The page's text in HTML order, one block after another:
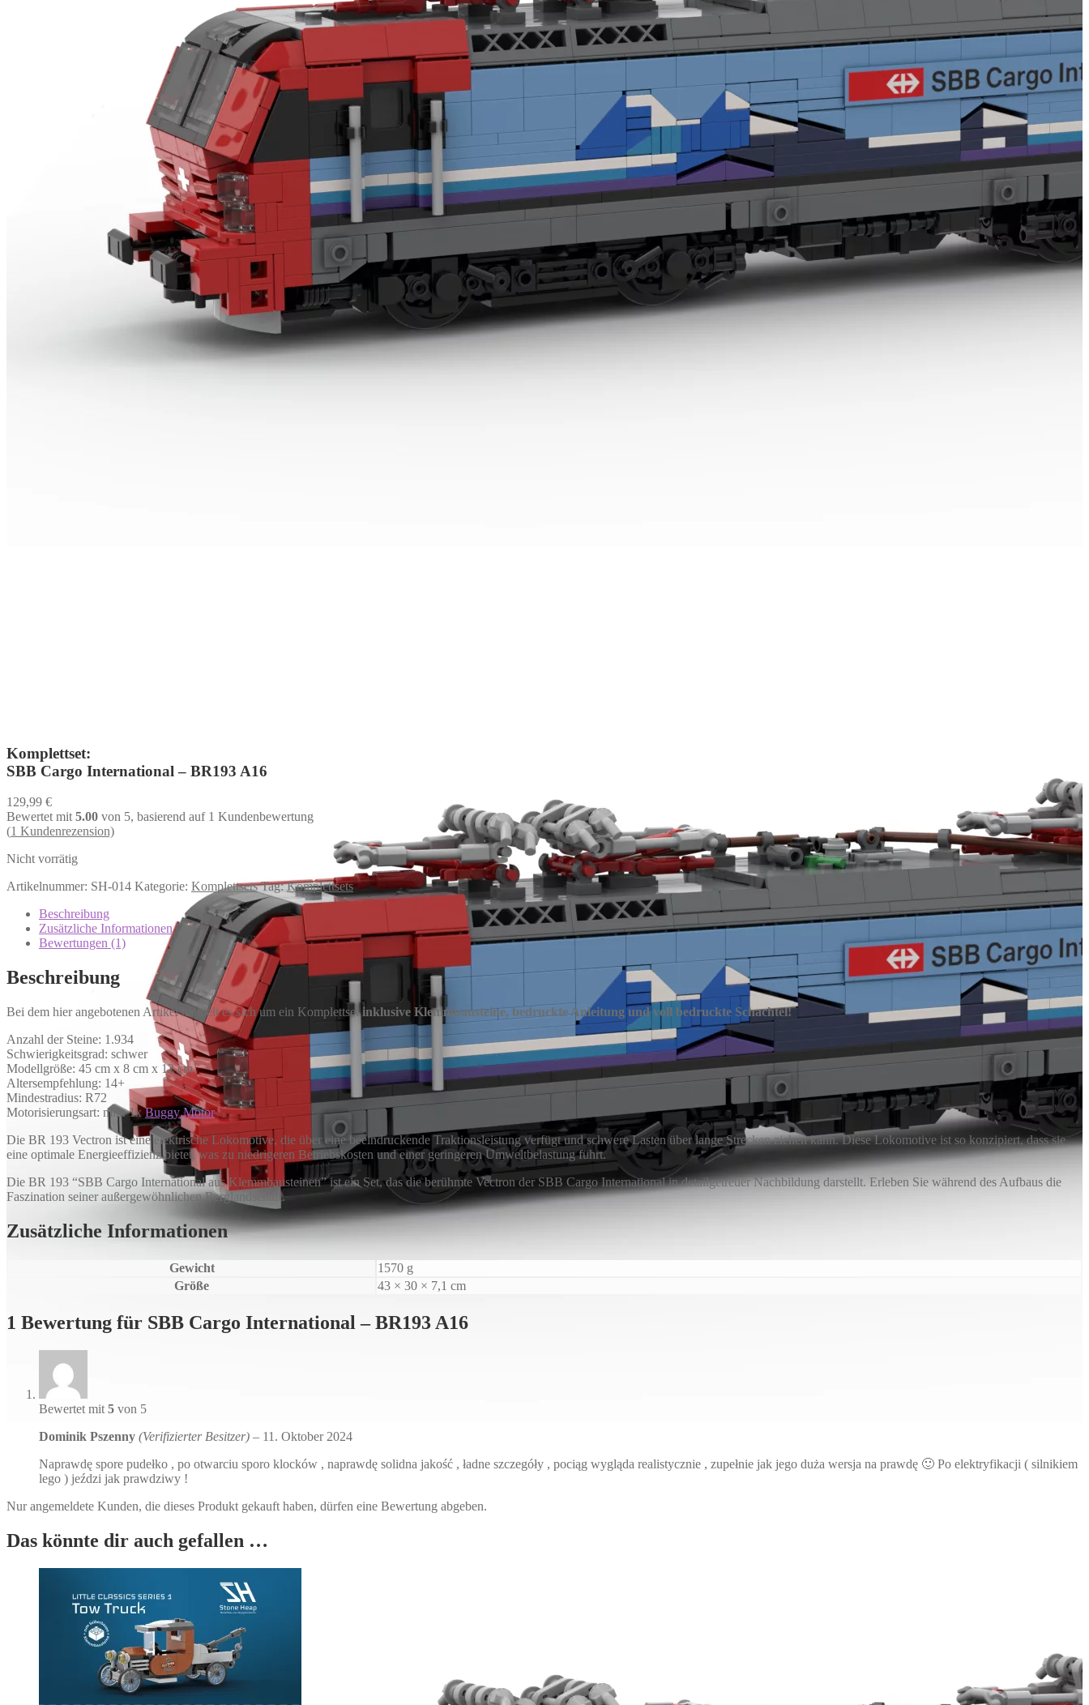
Komplettset:
SBB Cargo International – BR193 A16
129,99 €
Bewertet mit5.00 von 5, basierend auf 1 Kundenbewertung
(1 Kundenrezension)
Nicht vorrätig
Artikelnummer: SH-014 Kategorie: Komplettsets Tag: Komplettsets
Beschreibung
Zusätzliche Informationen
Bewertungen (1)
Beschreibung
Bei dem hier angebotenen Artikel handelt es sich um ein Komplettsetinklusive Klemmbausteine, bedruckte Anleitung und voll bedruckte Schachtel!
Anzahl der Steine: 1.934
Schwierigkeitsgrad: schwer
Modellgröße: 45 cm x 8 cm x 12 cm
Altersempfehlung: 14+
Mindestradius: R72
Motorisierungsart: min. 1xBuggy Motor
Die BR 193 Vectron ist eine elektrische Lokomotive, die über eine beeindruckende Traktionsleistung verfügt und schwere Lasten über lange Strecken ziehen kann. Diese Lokomotive ist so konzipiert, dass sie
eine optimale Energieeffizienz bietet, was zu niedrigeren Betriebskosten und einer geringeren Umweltbelastung führt.
Die BR 193 “SBB Cargo International aus Klemmbausteinen” ist ein Set, das die berühmte Vectron der SBB Cargo International in detailgetreuer Nachbildung darstellt. Erleben Sie während des Aufbaus die
Faszination seiner außergewöhnlichen Berglandschaft.
Zusätzliche Informationen
Gewicht
1570 g
Größe
43 × 30 × 7,1 cm
1 Bewertung für SBB Cargo International – BR193 A16
Bewertet mit 5 von 5
Dominik Pszenny (Verifizierter Besitzer) – 11. Oktober 2024
Naprawdę spore pudełko , po otwarciu sporo klocków , naprawdę solidna jakość , ładne szczegóły , pociąg wygląda realistycznie , zupełnie jak jego duża wersja na prawdę 🙂 Po elektryfikacji ( silnikiem
lego ) jeździ jak prawdziwy !
Nur angemeldete Kunden, die dieses Produkt gekauft haben, dürfen eine Bewertung abgeben.
Das könnte dir auch gefallen …